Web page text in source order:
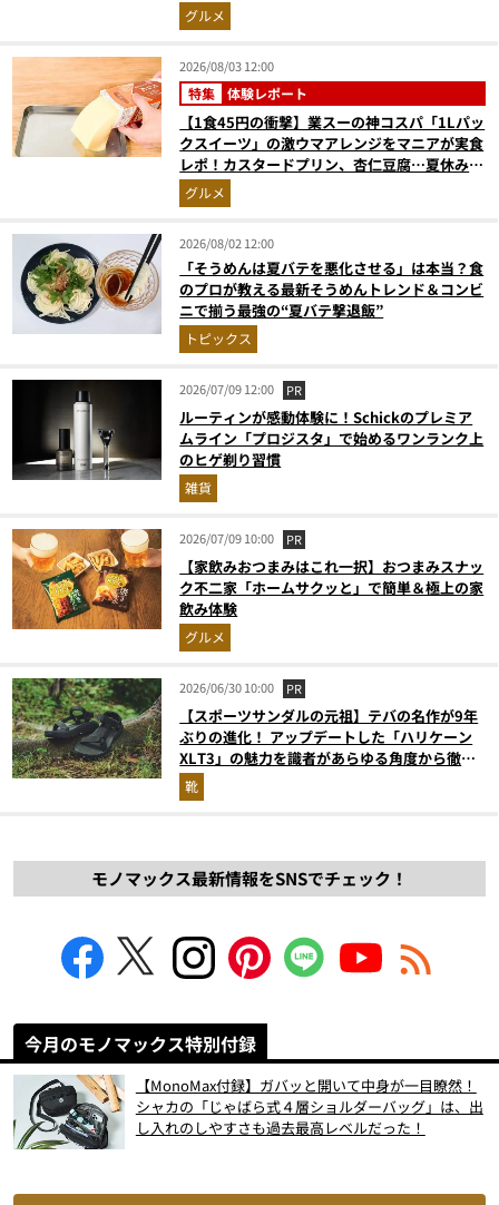
グルメ
2026/08/03 12:00
特集 体験レポート
【1食45円の衝撃】業スーの神コスパ「1Lパッ
クスイーツ」の激ウマアレンジをマニアが実食
レポ！カスタードプリン、杏仁豆腐…夏休みの
おやつに最強すぎた
グルメ
2026/08/02 12:00
「そうめんは夏バテを悪化させる」は本当？食
のプロが教える最新そうめんトレンド＆コンビ
ニで揃う最強の“夏バテ撃退飯”
トピックス
2026/07/09 12:00 PR
ルーティンが感動体験に！Schickのプレミア
ムライン「プロジスタ」で始めるワンランク上
のヒゲ剃り習慣
雑貨
2026/07/09 10:00 PR
【家飲みおつまみはこれ一択】おつまみスナッ
ク不二家「ホームサクッと」で簡単＆極上の家
飲み体験
グルメ
2026/06/30 10:00 PR
【スポーツサンダルの元祖】テバの名作が9年
ぶりの進化！ アップデートした「ハリケーン
XLT3」の魅力を識者があらゆる角度から徹底
解説！
靴
モノマックス最新情報をSNSでチェック！
今月のモノマックス特別付録
【MonoMax付録】ガバッと開いて中身が一目瞭然！
シャカの「じゃばら式４層ショルダーバッグ」は、出
し入れのしやすさも過去最高レベルだった！